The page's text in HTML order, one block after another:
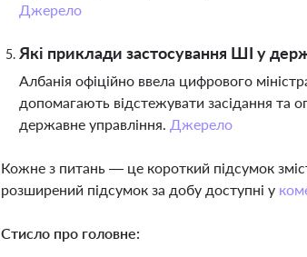
Джерело
Які приклади застосування ШІ у
Албанія офіційно ввела цифрового
допомагають відстежувати засідання та
державне управління. Джерело
Кожне з питань — це короткий підсумок
розширений підсумок за добу доступні у
Стисло про головне: